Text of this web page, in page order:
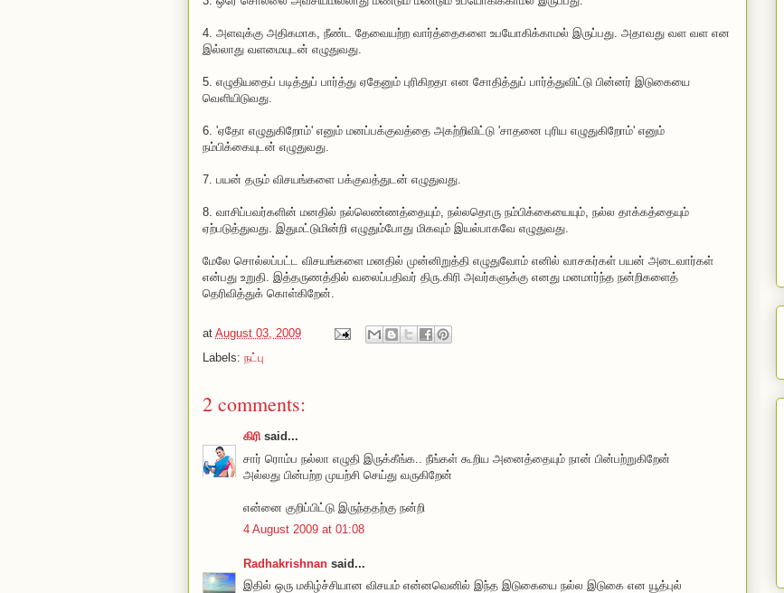
4. அளவுக்கு அதிகமாக, நீண்ட தேவையற்ற வார்த்தைகளை உபயோகிக்காமல் இருப்பது. அதாவது வள வள என
இல்லாது வளமையுடன் எழுதுவது.
5. எழுதியதைப் படித்துப் பார்த்து ஏதேனும் புரிகிறதா என சோதித்துப் பார்த்துவிட்டு பின்னர் இடுகையை
வெளியிடுவது.
6. 'ஏதோ எழுதுகிறோம்' எனும் மனப்பக்குவத்தை அகற்றிவிட்டு 'சாதனை புரிய எழுதுகிறோம்' எனும்
நம்பிக்கையுடன் எழுதுவது.
7. பயன் தரும் விசயங்களை பக்குவத்துடன் எழுதுவது.
8. வாசிப்பவர்களின் மனதில் நல்லெண்ணத்தையும், நல்லதொரு நம்பிக்கையையும், நல்ல தாக்கத்தையும்
ஏற்படுத்துவது. இதுமட்டுமின்றி எழுதும்போது மிகவும் இயல்பாகவே எழுதுவது.
மேலே சொல்லப்பட்ட விசயங்களை மனதில் முன்னிறுத்தி எழுதுவோம் எனில் வாசகர்கள் பயன் அடைவார்கள்
என்பது உறுதி. இத்தருணத்தில் வலைப்பதிவர் திரு.கிரி அவர்களுக்கு எனது மனமார்ந்த நன்றிகளைத்
தெரிவித்துக் கொள்கிறேன்.
at August 03, 2009
Labels: நட்பு
2 comments:
கிரி said...
சார் ரொம்ப நல்லா எழுதி இருக்கீங்க.. நீங்கள் கூறிய அனைத்தையும் நான் பின்பற்றுகிறேன்
அல்லது பின்பற்ற முயற்சி செய்து வருகிறேன்
என்னை குறிப்பிட்டு இருந்ததற்கு நன்றி
4 August 2009 at 01:08
Radhakrishnan said...
இதில் ஒரு மகிழ்ச்சியான விசயம் என்னவெனில் இந்த இடுகையை நல்ல இடுகை என யூத்புல்